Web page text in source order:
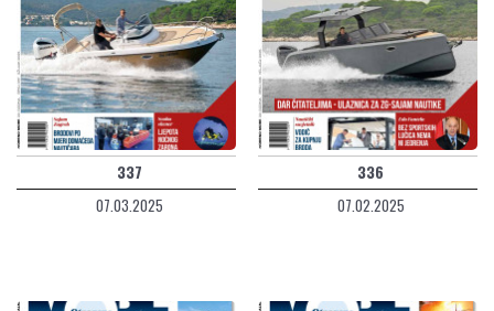
337
07.03.2025
336
07.02.2025